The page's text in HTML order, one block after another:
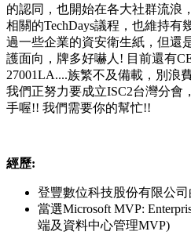
的認同，也開始在各大社群流浪
相關的TechDays議程，也維持有
過一些企業的資安衛生紙，但還
護面向，牌多好嚇人! 目前還有
27001LA....族繁不及備載，別浪
我們正努力要成立ISC2台灣分會
手喔!! 我們需要你的幫忙!!
經歷:
登豐數位科技股份有限公
當選Microsoft MVP:
端及資料中心管理MVP)